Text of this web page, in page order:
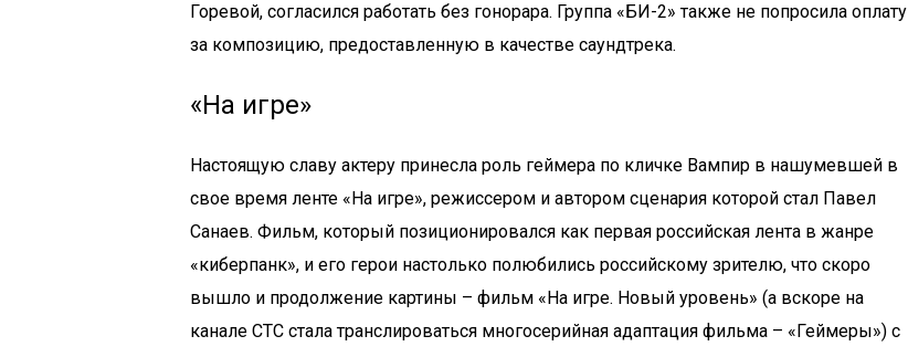
Горевой, согласился работать без гонорара. Группа «БИ-2» также не попросила оплату
за композицию, предоставленную в качестве саундтрека.
«На игре»
Настоящую славу актеру принесла роль геймера по кличке Вампир в нашумевшей в
свое время ленте «На игре», режиссером и автором сценария которой стал Павел
Санаев. Фильм, который позиционировался как первая российская лента в жанре
«киберпанк», и его герои настолько полюбились российскому зрителю, что скоро
вышло и продолжение картины – фильм «На игре. Новый уровень» (а вскоре на
канале СТС стала транслироваться многосерийная адаптация фильма – «Геймеры») с